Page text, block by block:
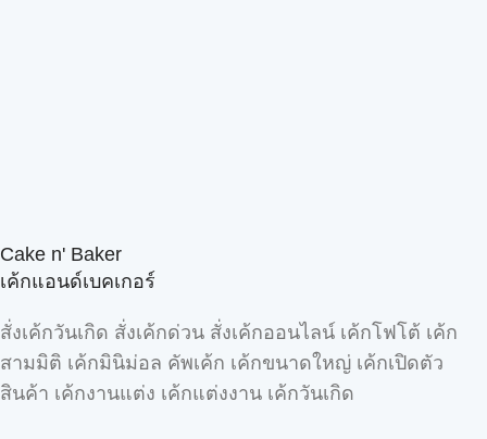
Cake n' Baker
เค้กแอนด์เบคเกอร์
สั่งเค้กวันเกิด สั่งเค้กด่วน สั่งเค้กออนไลน์ เค้กโฟโต้ เค้ก
สามมิติ เค้กมินิม่อล คัพเค้ก เค้กขนาดใหญ่ เค้กเปิดตัว
สินค้า เค้กงานแต่ง เค้กแต่งงาน เค้กวันเกิด